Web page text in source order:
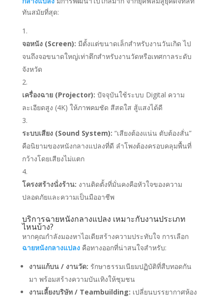
ทันสมัยที่สุด:
จอหนัง (Screen): มีตั้งแต่ขนาดเล็กสำหรับงานวันเกิด ไป
จนถึงจอขนาดใหญ่เท่าตึกสำหรับงานวัดหรือเทศกาลระดับ
จังหวัด
เครื่องฉาย (Projector): ปัจจุบันใช้ระบบ Digital ความ
ละเอียดสูง (4K) ให้ภาพคมชัด สีสดใส สู้แสงได้ดี
ระบบเสียง (Sound System): “เสียงต้องแน่น ตับต้องสั่น”
คือนิยามของหนังกลางแปลงที่ดี ลำโพงต้องครอบคลุมพื้นที่
กว้างโดยเสียงไม่แตก
โครงสร้างนั่งร้าน: งานติดตั้งที่มั่นคงคือหัวใจของความ
ปลอดภัยและความเป็นมืออาชีพ
บริการฉายหนังกลางแปลง เหมาะกับงานประเภท
ไหนบ้าง?
หากคุณกำลังมองหาไอเดียสร้างความประทับใจ การเลือก
ฉายหนังกลางแปลงคือทางออกที่น่าสนใจสำหรับ:
งานแก้บน / งานวัด: รักษาธรรมเนียมปฏิบัติที่สืบทอดกัน
มา พร้อมสร้างความบันเทิงให้ชุมชน
งานเลี้ยงบริษัท / Teambuilding: เปลี่ยนบรรยากาศห้อง